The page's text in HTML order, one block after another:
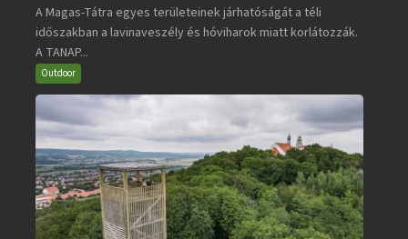
Magas-
Tátra
járható
turistaútjai
A Magas-Tátra egyes területeinek járhatóságát a téli
időszakban a lavinaveszély és hóviharok miatt korlátozzák.
A TANAP...
Outdoor